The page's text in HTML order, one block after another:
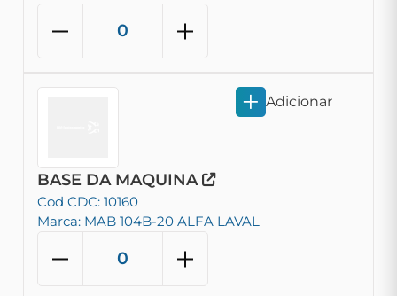
BASE DA MAQUINA
Cod CDC: 10160
Marca: MAB 104B-20 ALFA LAVAL
Adicionar